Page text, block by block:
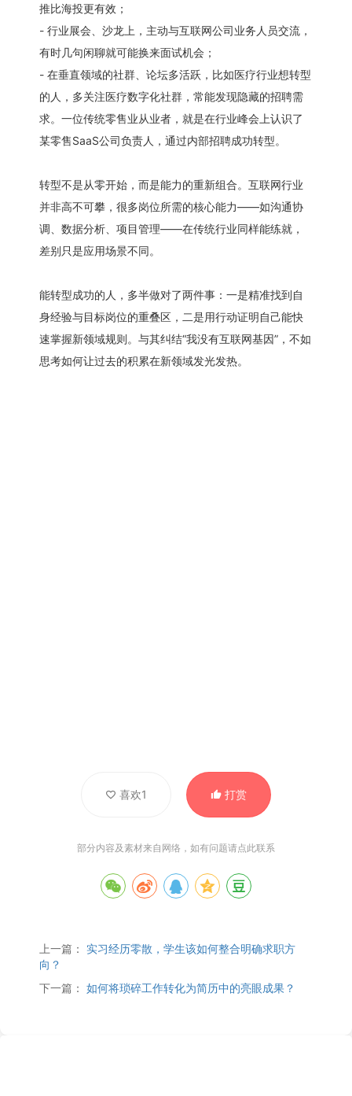
推比海投更有效；
- 行业展会、沙龙上，主动与互联网公司业务人员交流，
有时几句闲聊就可能换来面试机会；
- 在垂直领域的社群、论坛多活跃，比如医疗行业想转型
的人，多关注医疗数字化社群，常能发现隐藏的招聘需
求。一位传统零售业从业者，就是在行业峰会上认识了
某零售SaaS公司负责人，通过内部招聘成功转型。
转型不是从零开始，而是能力的重新组合。互联网行业
并非高不可攀，很多岗位所需的核心能力——如沟通协
调、数据分析、项目管理——在传统行业同样能练就，
差别只是应用场景不同。
能转型成功的人，多半做对了两件事：一是精准找到自
身经验与目标岗位的重叠区，二是用行动证明自己能快
速掌握新领域规则。与其纠结“我没有互联网基因”，不如
思考如何让过去的积累在新领域发光发热。
喜欢1 打赏
部分内容及素材来自网络，如有问题请点此联系
上一篇： 实习经历零散，学生该如何整合明确求职方
向？
下一篇： 如何将琐碎工作转化为简历中的亮眼成果？